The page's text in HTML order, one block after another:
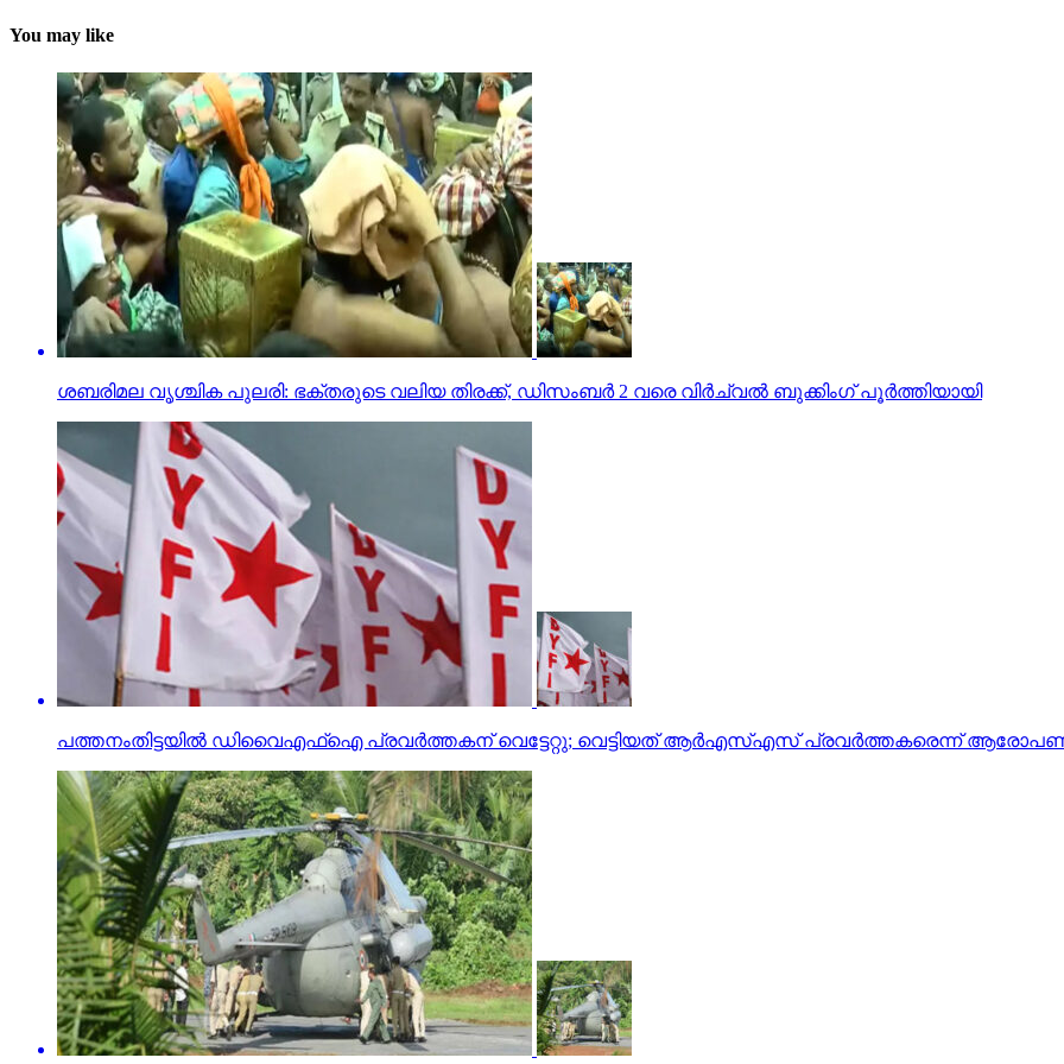
You may like
ശബരിമല വൃശ്ചിക പുലരി: ഭക്തരുടെ വലിയ തിരക്ക്, ഡിസംബര്‍ 2 വരെ വിര്‍ച്വല്‍ ബുക്കിംഗ് പൂര്‍ത്തിയായി
പത്തനംതിട്ടയിൽ ഡിവൈഎഫ്ഐ പ്രവർത്തകന് വെട്ടേറ്റു; വെട്ടിയത് ആർഎസ്എസ് പ്രവർത്തകരെന്ന്